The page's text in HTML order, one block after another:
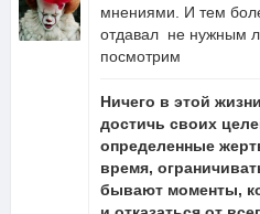
мнениями. И тем
отдавал не нужным
посмотрим
Ничего в этой
достичь своих
определенные
время,
бывают моменты,